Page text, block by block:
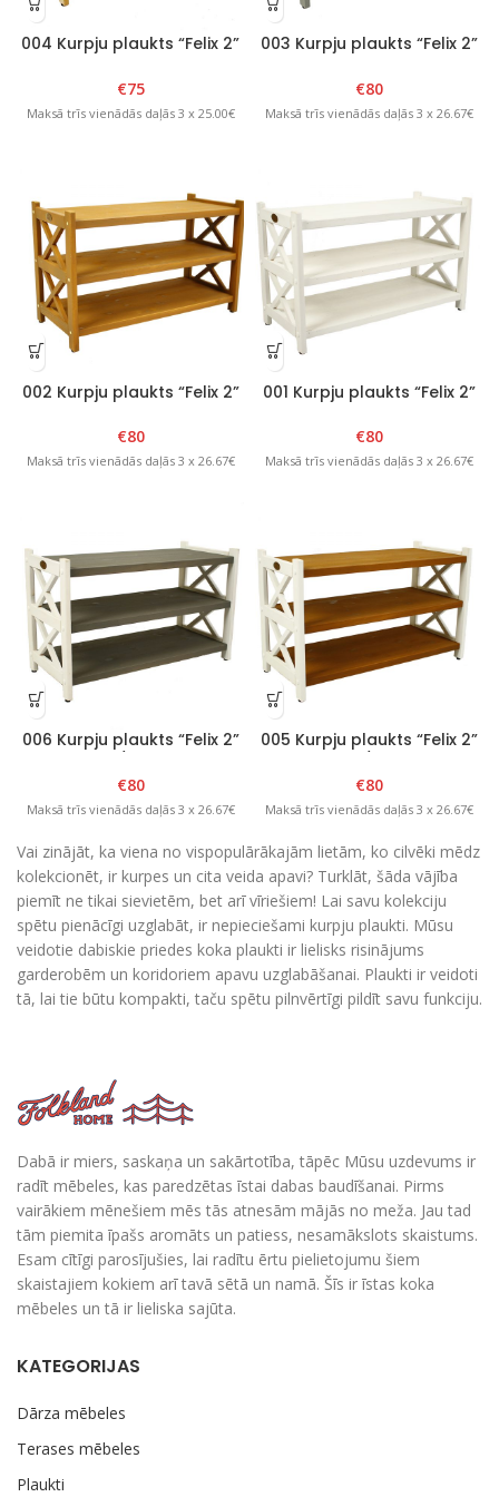
004 Kurpju plaukts “Felix 2”
€75
Maksā trīs vienādās daļās 3 x 25.00€
003 Kurpju plaukts “Felix 2”
€80
Maksā trīs vienādās daļās 3 x 26.67€
002 Kurpju plaukts “Felix 2”
€80
Maksā trīs vienādās daļās 3 x 26.67€
001 Kurpju plaukts “Felix 2”
€80
Maksā trīs vienādās daļās 3 x 26.67€
006 Kurpju plaukts “Felix 2”
€80
Maksā trīs vienādās daļās 3 x 26.67€
005 Kurpju plaukts “Felix 2”
€80
Maksā trīs vienādās daļās 3 x 26.67€
Vai zinājāt, ka viena no vispopulārākajām lietām, ko cilvēki mēdz
kolekcionēt, ir kurpes un cita veida apavi? Turklāt, šāda vājība
piemīt ne tikai sievietēm, bet arī vīriešiem! Lai savu kolekciju
spētu pienācīgi uzglabāt, ir nepieciešami kurpju plaukti. Mūsu
veidotie dabiskie priedes koka plaukti ir lielisks risinājums
garderobēm un koridoriem apavu uzglabāšanai. Plaukti ir veidoti
tā, lai tie būtu kompakti, taču spētu pilnvērtīgi pildīt savu funkciju.
Dabā ir miers, saskaņa un sakārtotība, tāpēc Mūsu uzdevums ir
radīt mēbeles, kas paredzētas īstai dabas baudīšanai. Pirms
vairākiem mēnešiem mēs tās atnesām mājās no meža. Jau tad
tām piemita īpašs aromāts un patiess, nesamākslots skaistums.
Esam cītīgi parosījušies, lai radītu ērtu pielietojumu šiem
skaistajiem kokiem arī tavā sētā un namā. Šīs ir īstas koka
mēbeles un tā ir lieliska sajūta.
KATEGORIJAS
Dārza mēbeles
Terases mēbeles
Plaukti